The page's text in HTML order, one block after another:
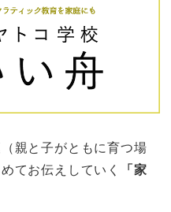
親と子がともに育つ場
てお伝えしていく
「家